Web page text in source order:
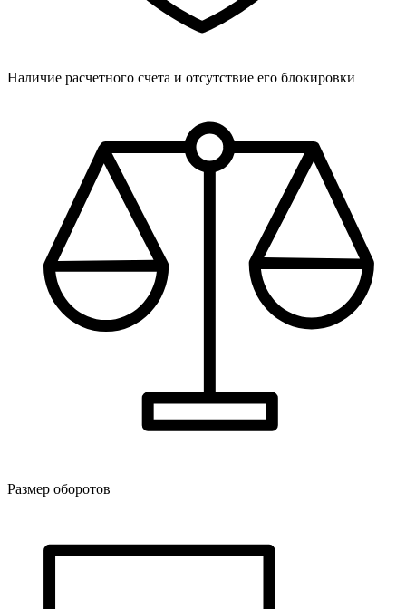
Наличие расчетного счета и отсутствие его блокировки
Размер оборотов